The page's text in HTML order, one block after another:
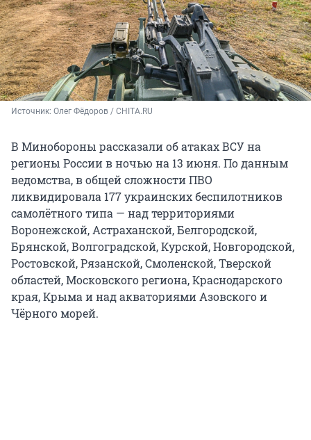
Источник: Олег Фёдоров / CHITA.RU
В Минобороны рассказали об атаках ВСУ на
регионы России в ночью на 13 июня. По данным
ведомства, в общей сложности ПВО
ликвидировала 177 украинских беспилотников
самолётного типа — над территориями
Воронежской, Астраханской, Белгородской,
Брянской, Волгоградской, Курской, Новгородской,
Ростовской, Рязанской, Смоленской, Тверской
областей, Московского региона, Краснодарского
края, Крыма и над акваториями Азовского и
Чёрного морей.